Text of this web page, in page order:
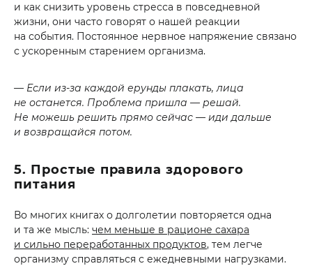
и как снизить уровень стресса в повседневной
жизни, они часто говорят о нашей реакции
на события. Постоянное нервное напряжение связано
с ускоренным старением организма.
— Если из-за каждой ерунды плакать, лица
не останется. Проблема пришла — решай.
Не можешь решить прямо сейчас — иди дальше
и возвращайся потом.
5. Простые правила здорового
питания
Во многих книгах о долголетии повторяется одна
и та же мысль: чем меньше в рационе сахара
и сильно переработанных продуктов, тем легче
организму справляться с ежедневными нагрузками.